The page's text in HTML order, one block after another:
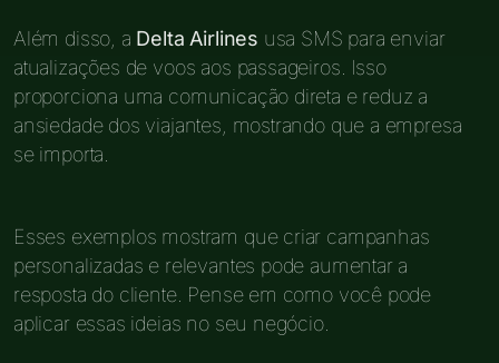
Além disso, a Delta Airlines usa SMS para enviar
atualizações de voos aos passageiros. Isso
proporciona uma comunicação direta e reduz a
ansiedade dos viajantes, mostrando que a empresa
se importa.
Esses exemplos mostram que criar campanhas
personalizadas e relevantes pode aumentar a
resposta do cliente. Pense em como você pode
aplicar essas ideias no seu negócio.